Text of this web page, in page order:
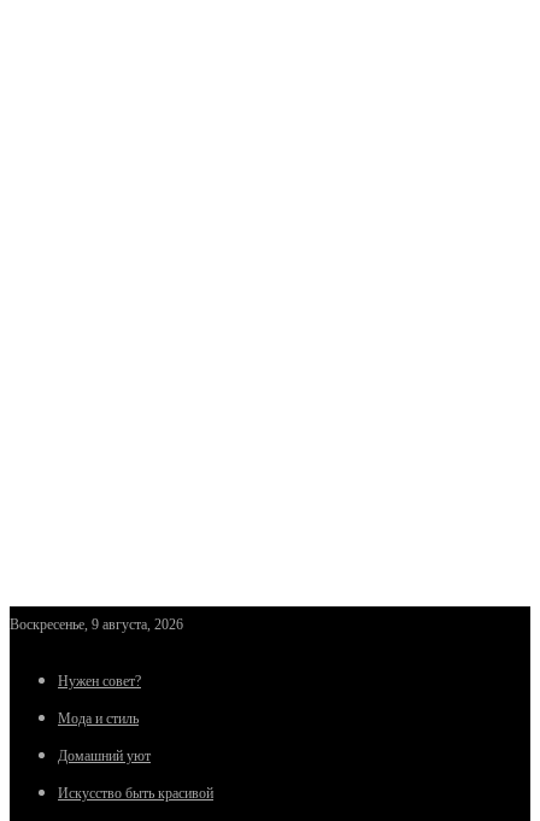
Воскресенье, 9 августа, 2026
Нужен совет?
Мода и стиль
Домашний уют
Искусство быть красивой